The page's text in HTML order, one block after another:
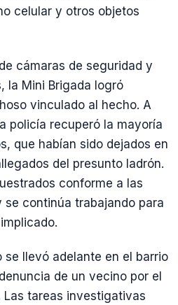
celular y otros objetos
cámaras de seguridad y
la Mini Brigada logró
vinculado al hecho. A
policía recuperó la mayoría
que habían sido dejados en
del presunto ladrón.
conforme a las
se continúa trabajando para
se llevó adelante en el barrio
de un vecino por el
Las tareas investigativas